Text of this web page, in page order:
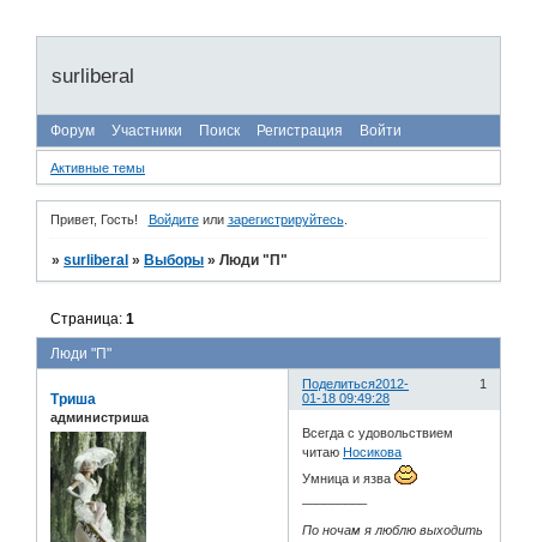
surliberal
Форум Участники Поиск Регистрация Войти
Активные темы
Привет, Гость! Войдитеили зарегистрируйтесь.
»surliberal » Выборы »Люди "П"
Люди "П"
Страница:1
Поделиться 1
2012-
01-18 09:49:28
Триша
администриша
Всегда с удовольствием
читаюНосикова
Умница и язва
По ночам я люблю выходить